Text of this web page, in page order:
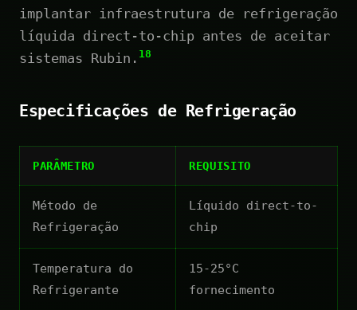
implantar infraestrutura de refrigeração
líquida direct-to-chip antes de aceitar
sistemas Rubin. 18
Especificações de Refrigeração
PARÂMETRO REQUISITO
Método de
Refrigeração
Líquido direct-to-
chip
Temperatura do
Refrigerante
15-25°C
fornecimento